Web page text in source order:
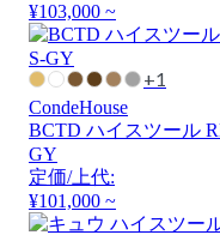
¥103,000 ~
+1
CondeHouse
BCTD ハイスツール
GY
定価/上代:
¥101,000 ~